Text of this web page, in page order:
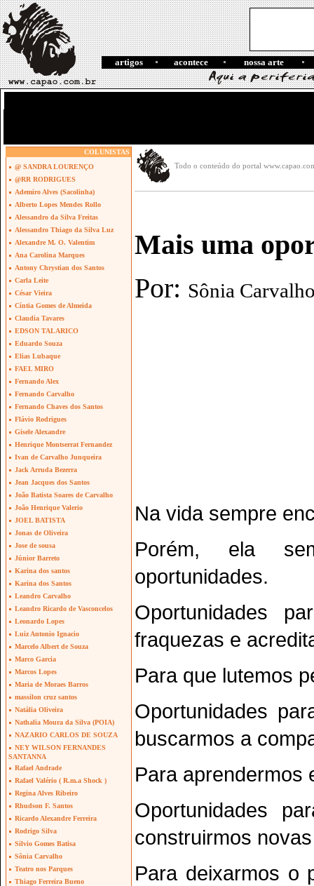
artigos acontece nossa arte
COLUNISTAS
@ SANDRA LOURENÇO
@RR RODRIGUES
Ademiro Alves (Sacolinha)
Alberto Lopes Mendes Rollo
Alessandro da Silva Freitas
Alessandro Thiago da Silva Luz
Alexandre M. O. Valentim
Ana Carolina Marques
Antony Chrystian dos Santos
Carla Leite
César Vieira
Cíntia Gomes de Almeida
Claudia Tavares
EDSON TALARICO
Eduardo Souza
Elias Lubaque
FAEL MIRO
Fernando Alex
Fernando Carvalho
Fernando Chaves dos Santos
Flávio Rodrigues
Gisele Alexandre
Henrique Montserrat Fernandez
Ivan de Carvalho Junqueira
Jack Arruda Bezerra
Jean Jacques dos Santos
João Batista Soares de Carvalho
João Henrique Valerio
JOEL BATISTA
Jonas de Oliveira
Jose de sousa
Júnior Barreto
Karina dos santos
Karina dos Santos
Leandro Carvalho
Leandro Ricardo de Vasconcelos
Leonardo Lopes
Luiz Antonio Ignacio
Marcelo Albert de Souza
Marco Garcia
Marcos Lopes
Maria de Moraes Barros
massilon cruz santos
Natália Oliveira
Nathalia Moura da Silva (POIA)
NAZARIO CARLOS DE SOUZA
NEY WILSON FERNANDES
SANTANNA
Rafael Andrade
Rafael Valério ( R.m.a Shock )
Regina Alves Ribeiro
Rhudson F. Santos
Ricardo Alexandre Ferreira
Rodrigo Silva
Silvio Gomes Batisa
Sônia Carvalho
Teatro nos Parques
Thiago Ferreira Bueno
Todo o conteúdo do portal
Mais uma
Por: Sônia
Na vida sempre
Porém, ela
oportunidades.
Oportunidades
fraquezas e
Para que lutemos
Oportunidades
buscarmos a
Para aprendermos
Oportunidades
construirmos
Para deixarmos o